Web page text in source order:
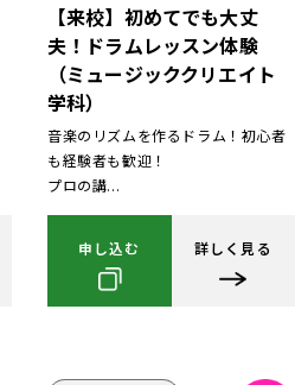
【来校】初めてでも大丈
夫！ドラムレッスン体験
（ミュージッククリエイト
学科）
音楽のリズムを作るドラム！初心者
も経験者も歓迎！
プロの講...
申し込む 詳しく見る